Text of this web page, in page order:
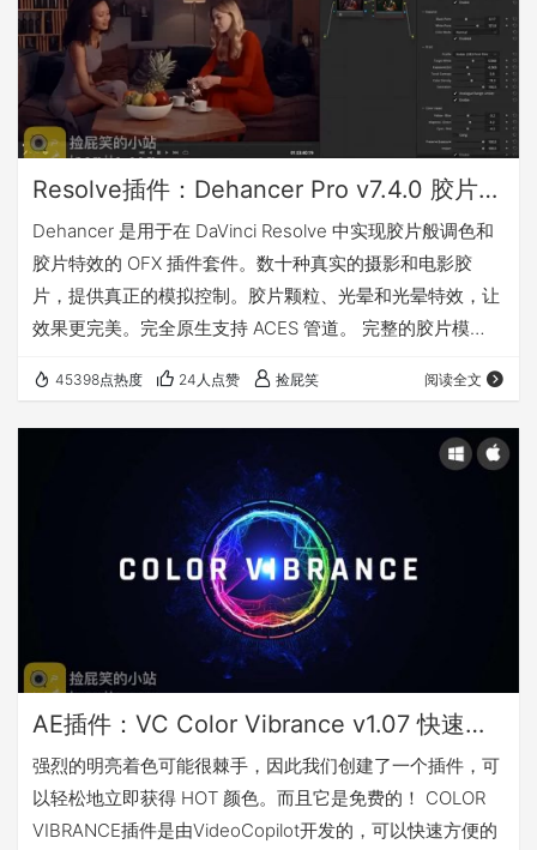
Resolve插件：Dehancer Pro v7.4.0 胶片模拟调色插件（Win&Mac）
Dehancer 是用于在 DaVinci Resolve 中实现胶片般调色和
胶片特效的 OFX 插件套件。数十种真实的摄影和电影胶
片，提供真正的模拟控制。胶片颗粒、光晕和光晕特效，让
效果更完美。完全原生支持 ACES 管道。 完整的胶片模
光晕、胶片损伤、过扫描、LUT 生成器、相机配置文件和高
级色彩管线（DWG、ACES、Cineon）。 更新了什么
v7.4.0 v7.3.4 v7.3.1 v7.1.3 v7.1.0 Dehancer Pro 包括多种工
45398点热度 24人点赞 捡屁笑 阅读全文
AE插件：VC Color Vibrance v1.07 快速着色插件（Win&Mac）
强烈的明亮着色可能很棘手，因此我们创建了一个插件，可
以轻松地立即获得 HOT 颜色。而且它是免费的！ COLOR
VIBRANCE插件是由VideoCopilot开发的，可以快速方便的